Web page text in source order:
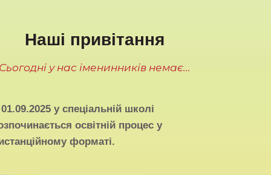
Наші привітання
Сьогодні у нас іменинників немає...
01.09.2025 у спеціальній школі
освітній процес у
форматі.